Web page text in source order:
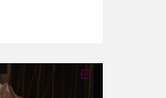
materiālos
Jevgēnijs